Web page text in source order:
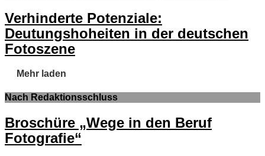
Verhinderte Potenziale:
Deutungshoheiten in der deutschen
Fotoszene
Mehr laden
Nach Redaktionsschluss
Broschüre „Wege in den Beruf
Fotografie“